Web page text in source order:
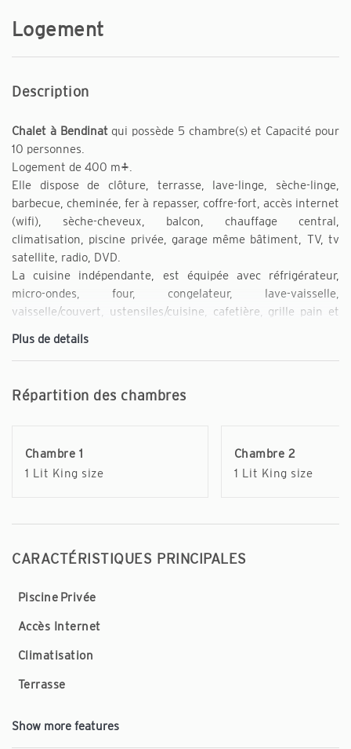
Logement
Description
Chalet à Bendinat qui possède 5 chambre(s) et Capacité pour
10 personnes.
Logement de 400 m².
Elle dispose de clôture, terrasse, lave-linge, sèche-linge,
barbecue, cheminée, fer à repasser, coffre-fort, accès internet
(wifi), sèche-cheveux, balcon, chauffage central,
climatisation, piscine privée, garage même bâtiment, TV, tv
satellite, radio, DVD.
La cuisine indépendante, est équipée avec réfrigérateur,
micro-ondes, four, congelateur, lave-vaisselle,
vaisselle/couvert, ustensiles/cuisine, cafetière, grille pain et
Plus de details
Répartition des chambres
Chambre 1
1 Lit King size
Chambre 2
1 Lit King size
CARACTÉRISTIQUES PRINCIPALES
Piscine Privée
Accès Internet
Climatisation
Terrasse
Show more features